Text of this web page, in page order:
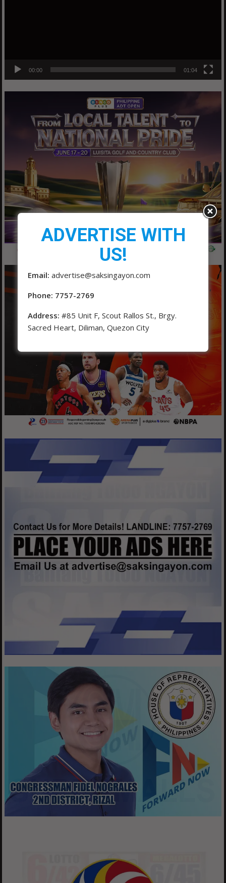
00:00 01:04
ADVERTISE WITH
US!
Email: advertise@saksingayon.com
Phone: 7757-2769
Address: #85 Unit F, Scout Rallos St., Brgy.
Sacred Heart, Diliman, Quezon City